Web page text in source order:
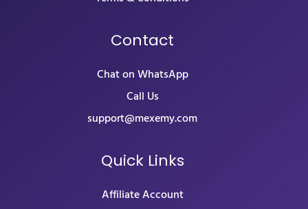
Contact
Chat on WhatsApp
Call Us
support@mexemy.com
Quick Links
Affiliate Account